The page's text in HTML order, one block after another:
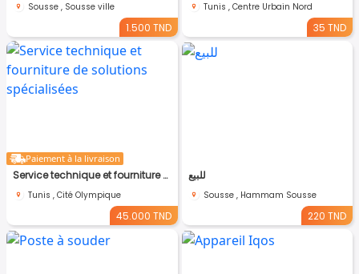
Sousse , Sousse ville
1.500 TND
Tunis , Centre Urbain Nord
35 TND
Paiement à la livraison
Service technique et fourniture de solutions spécialisées
Tunis , Cité Olympique
45.000 TND
للبيع
Sousse , Hammam Sousse
220 TND